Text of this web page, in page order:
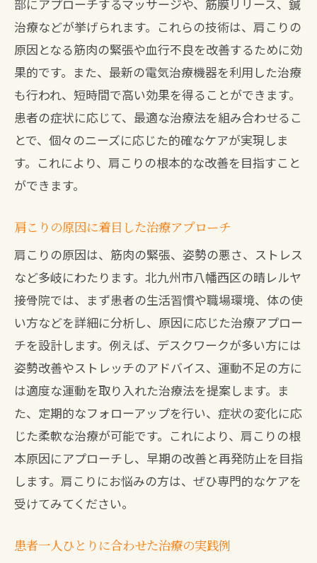
部にアプローチするマッサージや、筋膜リリース、鍼
治療などが挙げられます。これらの技術は、肩こりの
原因となる筋肉の緊張や血行不良を改善するために効
果的です。また、最新の電気治療機器を利用した治療
も行われ、短時間で高い効果を得ることができます。
患者の症状に応じて、最適な治療法を組み合わせるこ
とで、個々のニーズに応じた的確なケアが実現しま
す。これにより、肩こりの根本的な改善を目指すこと
ができます。
肩こりの原因に着目した治療アプローチ
肩こりの原因は、筋肉の緊張、姿勢の悪さ、ストレス
など多岐にわたります。北九州市八幡西区の晴レルヤ
接骨院では、まず患者の生活習慣や職場環境、体の使
い方などを詳細に分析し、原因に応じた治療アプロー
チを設計します。例えば、デスクワークが多い方には
姿勢改善やストレッチのアドバイス、運動不足の方に
は適度な運動を取り入れた治療法を提案します。ま
た、定期的なフォローアップを行い、症状の変化に応
じた柔軟な治療が可能です。これにより、肩こりの根
本原因にアプローチし、早期の改善と再発防止を目指
します。肩こりにお悩みの方は、ぜひ専門的なケアを
受けてみてください。
患者一人ひとりに合わせた治療の実践例